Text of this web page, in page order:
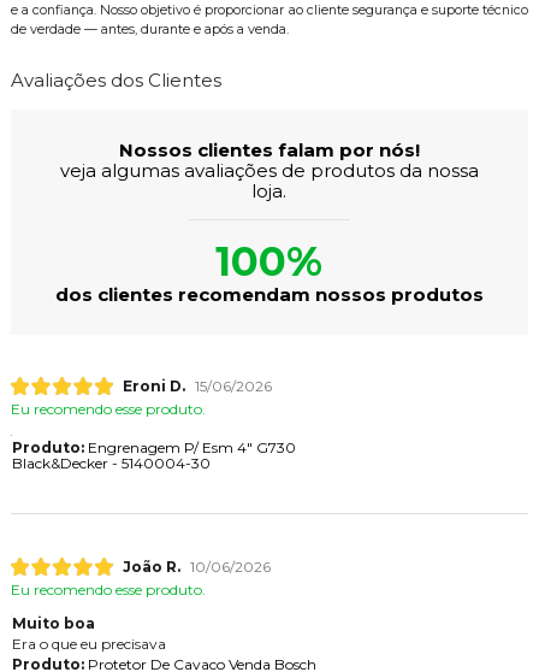
e a confiança. Nosso objetivo é proporcionar ao cliente segurança e suporte técnico
de verdade — antes, durante e após a venda.
Avaliações dos Clientes
Nossos clientes falam por nós!
veja algumas avaliações de produtos da nossa
loja.
100%
dos clientes recomendam nossos produtos
Eroni D. 15/06/2026
Eu recomendo esse produto.
Produto:Engrenagem P/ Esm 4" G730
Black&Decker - 5140004-30
João R. 10/06/2026
Eu recomendo esse produto.
Muito boa
Era o que eu precisava
Produto:Protetor De Cavaco Venda Bosch